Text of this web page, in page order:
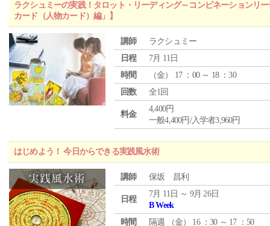
ラクシュミーの実践！タロット・リーディング～コンビネーションリ
カード（人物カード）編」】
講師
ラクシュミー
日程
7月 11日
時間
（金） 17 ：00 ～ 18 ：30
回数
全1回
料金
4,400円
一般4,400円/入学者3,960円
はじめよう！ 今日からできる実践風水術
講師 保坂 昌利
日程
7月 11日 ～ 9月 26日
B Week
時間
隔週 （金） 16 ：30 ～ 17 ：50